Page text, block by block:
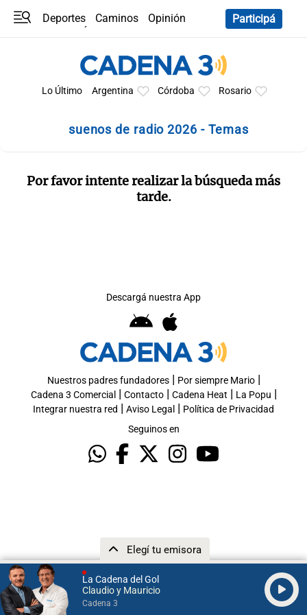
La Cadena del Gol
Claudio y Mauricio
Cadena 3
Elegí tu emisora
Deportes Caminos
Opinión
Participá
Lo Último Argentina Córdoba Rosario
suenos de radio 2026 - Temas
Por favor intente realizar la búsqueda más
tarde.
Descargá nuestra App
Nuestros padres fundadores| Por siempre Mario|
Cadena 3 Comercial | Contacto| Cadena Heat | La Popu |
Integrar nuestra red | Aviso Legal | Política de Privacidad
Seguinos en